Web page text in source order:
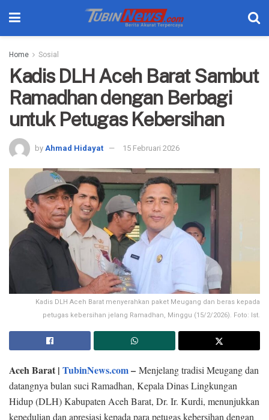
Home Sosial
Kadis DLH Aceh Barat Sambut
Ramadhan dengan Berbagi
untuk Petugas Kebersihan
by Ahmad Hidayat 15 Februari 2026
Kadis DLH Aceh Barat menyerahkan paket Meugang dan beras kepada
petugas kebersihan jelang Ramadhan, Minggu (15/2/2026). Foto: Ist.
Aceh Barat | TubinNews.com– Menjelang tradisi Meugang dan
datangnya bulan suci Ramadhan, Kepala Dinas Lingkungan
Hidup (DLH) Kabupaten Aceh Barat, Dr. Ir. Kurdi, menunjukkan
kepedulian dan apresiasi kepada para petugas kebersihan dengan